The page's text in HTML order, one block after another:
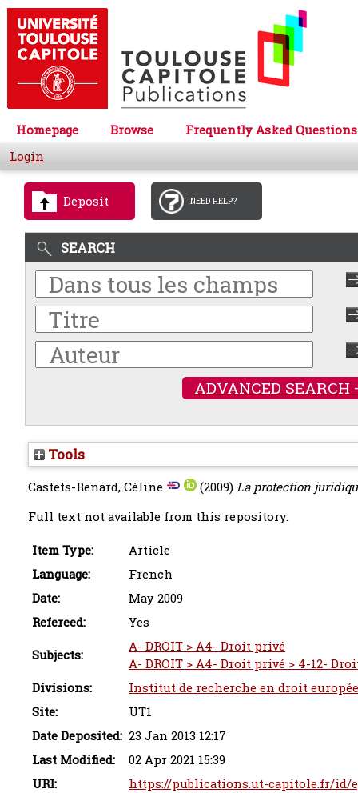
Homepage Browse
Frequently Asked Questions
Login
Deposit NEED HELP?
SEARCH
ADVANCED SEARCH
Tools
Castets-Renard, Céline (2009)La protection
Full text not available from this repository.
Item Type:
Article
Language:
French
Date:
May 2009
Refereed:
Yes
Subjects:
A- DROIT > A4- Droit privé
A- DROIT > A4- Droit privé > 4-12-
Divisions:
Institut de recherche en droit
Site:
UT1
Date Deposited: 23 Jan 2013 12:17
Last Modified:
02 Apr 2021 15:39
URI:
https://publications.ut-capitole.fr/id/